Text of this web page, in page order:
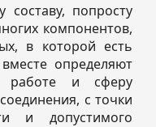
составу, попросту
компонентов,
в которой есть
определяют
работе и сферу
с точки
и допустимого